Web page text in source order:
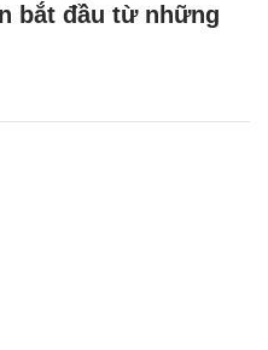
bắt đầu từ những